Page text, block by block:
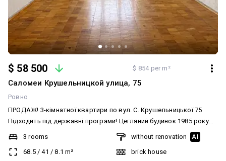
$ 58 500 $ 854 per m²
Саломеи Крушельницкой улица, 75
Ровно
ПРОДАЖ! 3-кімнатної квартири по вул. С. Крушельницької 75
Підходить під державні програми! Цегляний будинок 1985 року
Характеристики: • Площа — 68,5 м² • 8 поверх • Ліфт • ОСББ • 3
окремі кімнати • 2 санвузли • 2 засклені балкони • Центральне
опалення • Пластикові вікна Квартира під ремонт — чудова
3 rooms
68.5/41 /8.1 m²
without renovation AI
brick house